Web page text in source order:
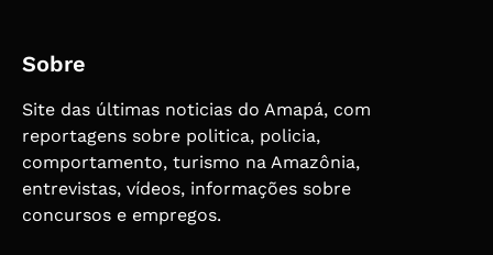
Sobre
Site das últimas noticias do Amapá, com
reportagens sobre politica, policia,
comportamento, turismo na Amazônia,
entrevistas, vídeos, informações sobre
concursos e empregos.